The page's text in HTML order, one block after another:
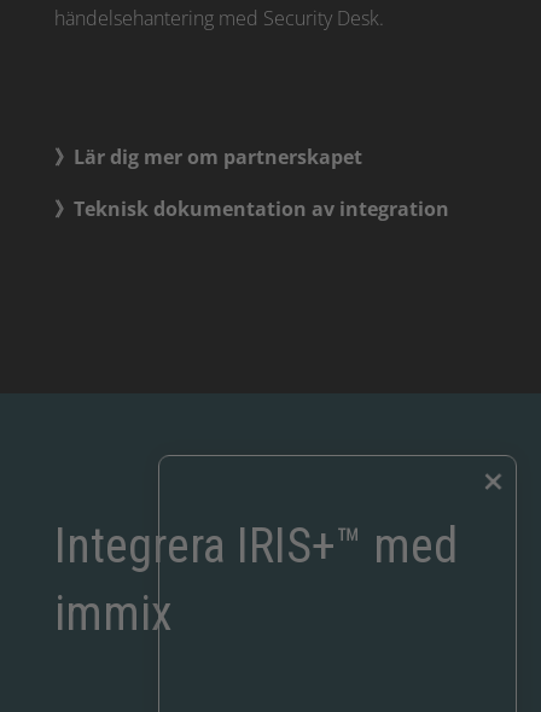
händelsehantering med Security Desk.
》Lär dig mer om partnerskapet
》Teknisk dokumentation av integration
Integrera IRIS+™ med
immix
×